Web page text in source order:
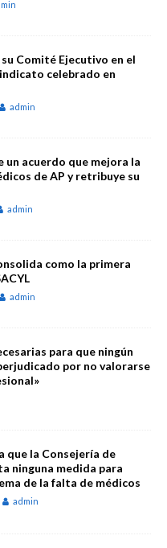
su Comité Ejecutivo en el
celebrado en
admin
un acuerdo que mejora la
de AP y retribuye su
admin
como la primera
admin
para que ningún
por no valorarse
que la Consejería de
ninguna medida para
de la falta de médicos
admin